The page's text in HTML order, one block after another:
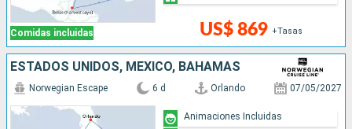
Comidas incluidas US$ 869 +Tasas
ESTADOS UNIDOS, MÉXICO, BAHAMAS
Norwegian Escape 6 d Orlando 07/05/2027
Animaciones Incluidas